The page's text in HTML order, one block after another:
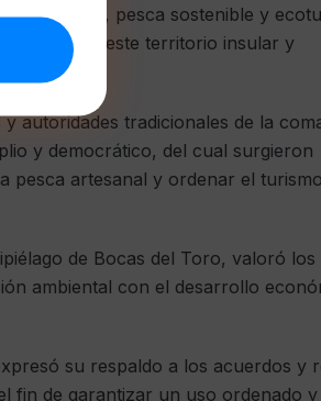
ambiental, pesca sostenible y
a este territorio insular y
autoridades tradicionales de la
y democrático, del cual surgieron
pesca artesanal y ordenar el
de Bocas del Toro, valoró los
ambiental con el desarrollo
su respaldo a los acuerdos y
fin de garantizar un uso ordenado y